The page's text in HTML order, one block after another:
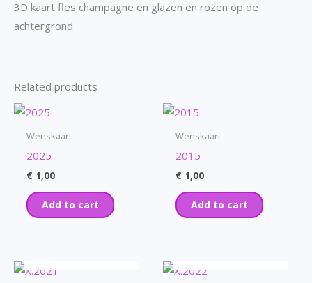
3D kaart fles champagne en glazen en rozen op de
achtergrond
Related products
Wenskaart
2025
€ 1,00
Add to cart
Wenskaart
2015
€ 1,00
Add to cart